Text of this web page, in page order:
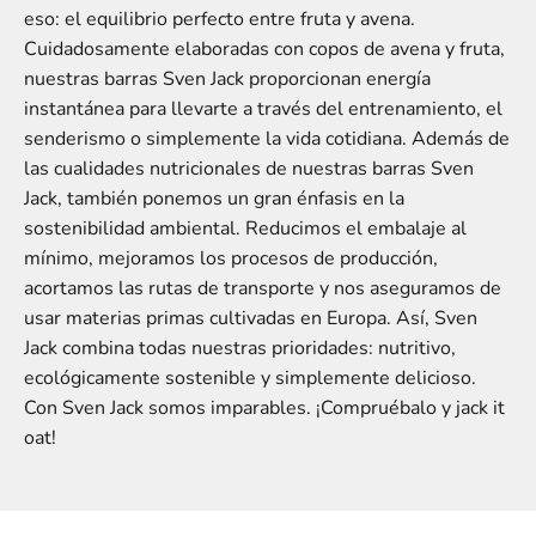
eso: el equilibrio perfecto entre fruta y avena.
Cuidadosamente elaboradas con copos de avena y fruta,
nuestras barras Sven Jack proporcionan energía
instantánea para llevarte a través del entrenamiento, el
senderismo o simplemente la vida cotidiana. Además de
las cualidades nutricionales de nuestras barras Sven
Jack, también ponemos un gran énfasis en la
sostenibilidad ambiental. Reducimos el embalaje al
mínimo, mejoramos los procesos de producción,
acortamos las rutas de transporte y nos aseguramos de
usar materias primas cultivadas en Europa. Así, Sven
Jack combina todas nuestras prioridades: nutritivo,
ecológicamente sostenible y simplemente delicioso.
Con Sven Jack somos imparables. ¡Compruébalo y jack it
oat!